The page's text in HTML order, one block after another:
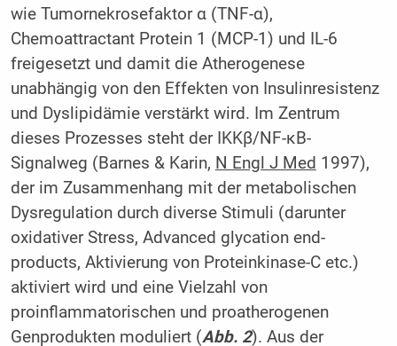
wie Tumornekrosefaktor α (TNF-α),
Chemoattractant Protein 1 (MCP-1) und IL-6
freigesetzt und damit die Atherogenese
unabhängig von den Effekten von Insulinresistenz
und Dyslipidämie verstärkt wird. Im Zentrum
dieses Prozesses steht der IKKβ/NF-κB-
Signalweg (Barnes & Karin, N Engl J Med 1997),
der im Zusammenhang mit der metabolischen
Dysregulation durch diverse Stimuli (darunter
oxidativer Stress, Advanced glycation end-
products, Aktivierung von Proteinkinase-C etc.)
aktiviert wird und eine Vielzahl von
proinflammatorischen und proatherogenen
Genprodukten moduliert (Abb. 2). Aus der